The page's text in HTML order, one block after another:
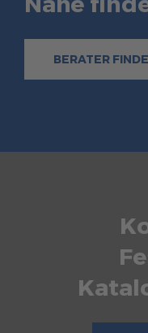
BERATER